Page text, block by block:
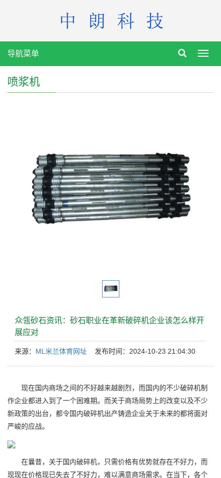
导航菜单
喷浆机
众瓴砂石资讯：砂石职业在革新破碎机企业该怎么样开
展应对
来源： ML米兰体育网址 发布时间：2024-10-23 21:04:30
现在国内商场之间的不好越来越剧烈，而国内的不少破碎机制
作企业都进入到了一个困难期。而关于商场局势上的改变以及不少
新政策的出台，都令国内破碎机出产铸造企业关于未来的都将面对
严峻的应战。
在曩昔，关于国内破碎机，只需价格有优势就存在不好力，而
现现在价格现已失去了不好力，难以满意商场需求。在当下，各个